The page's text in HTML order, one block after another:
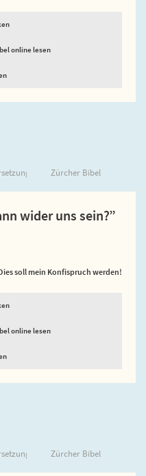
online lesen
Zürcher Bibel
wider uns sein?”
soll mein Konfispruch werden!
online lesen
Zürcher Bibel